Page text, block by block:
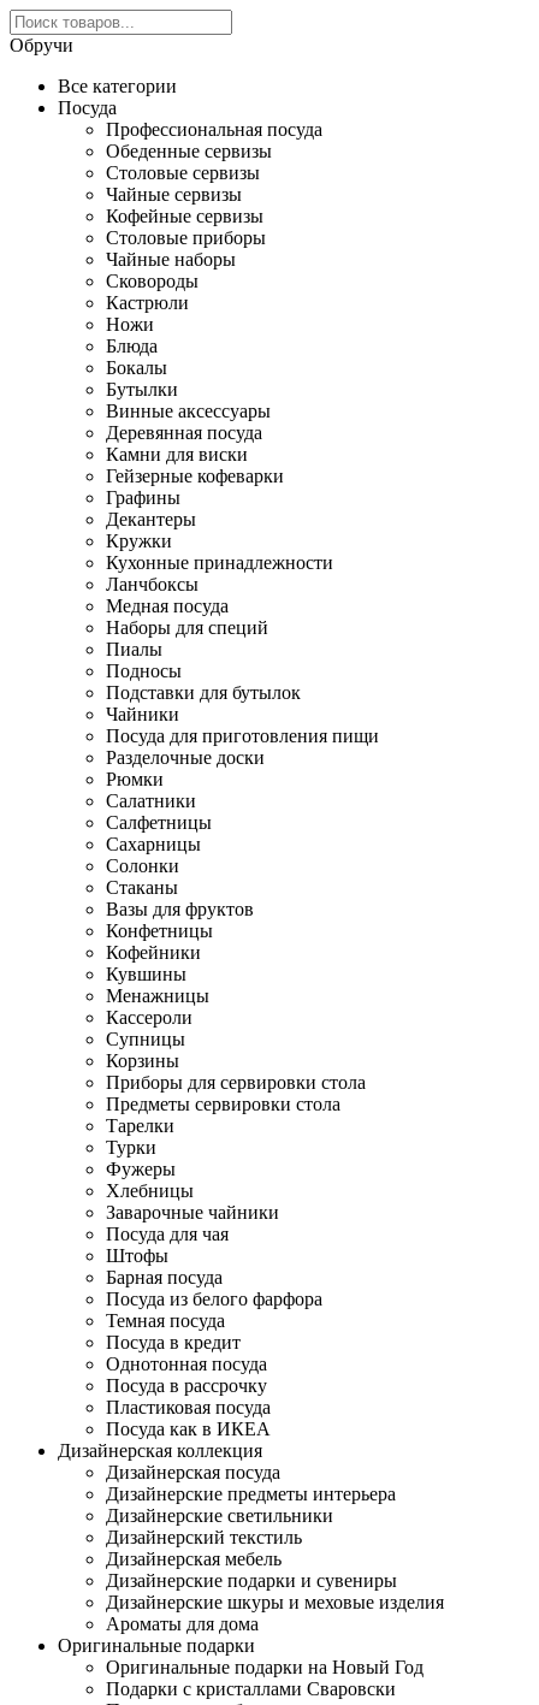
Обручи
Все категории
Посуда
Профессиональная посуда
Обеденные сервизы
Столовые сервизы
Чайные сервизы
Кофейные сервизы
Столовые приборы
Чайные наборы
Сковороды
Кастрюли
Ножи
Блюда
Бокалы
Бутылки
Винные аксессуары
Деревянная посуда
Камни для виски
Гейзерные кофеварки
Графины
Декантеры
Кружки
Кухонные принадлежности
Ланчбоксы
Медная посуда
Наборы для специй
Пиалы
Подносы
Подставки для бутылок
Чайники
Посуда для приготовления пищи
Разделочные доски
Рюмки
Салатники
Салфетницы
Сахарницы
Солонки
Стаканы
Вазы для фруктов
Конфетницы
Кофейники
Кувшины
Менажницы
Кассероли
Супницы
Корзины
Приборы для сервировки стола
Предметы сервировки стола
Тарелки
Турки
Фужеры
Хлебницы
Заварочные чайники
Посуда для чая
Штофы
Барная посуда
Посуда из белого фарфора
Темная посуда
Посуда в кредит
Однотонная посуда
Посуда в рассрочку
Пластиковая посуда
Посуда как в ИКЕА
Дизайнерская коллекция
Дизайнерская посуда
Дизайнерские предметы интерьера
Дизайнерские светильники
Дизайнерский текстиль
Дизайнерская мебель
Дизайнерские подарки и сувениры
Дизайнерские шкуры и меховые изделия
Ароматы для дома
Оригинальные подарки
Оригинальные подарки на Новый Год
Подарки с кристаллами Сваровски